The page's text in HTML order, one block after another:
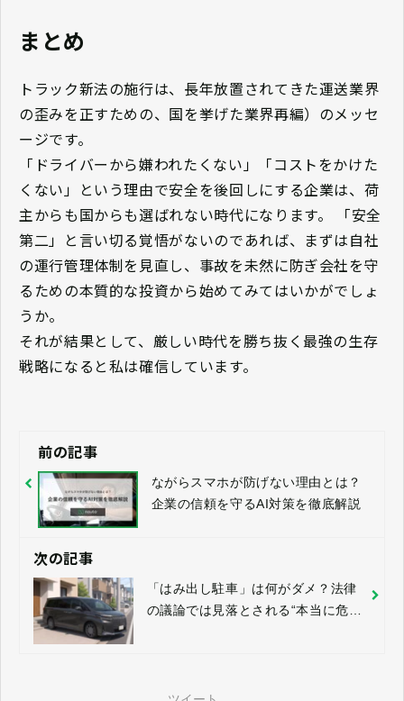
まとめ
トラック新法の施行は、長年放置されてきた運送業界
の歪みを正すための、国を挙げた業界再編）のメッセ
ージです。
「ドライバーから嫌われたくない」「コストをかけた
くない」という理由で安全を後回しにする企業は、荷
主からも国からも選ばれない時代になります。 「安全
第二」と言い切る覚悟がないのであれば、まずは自社
の運行管理体制を見直し、事故を未然に防ぎ会社を守
るための本質的な投資から始めてみてはいかがでしょ
うか。
それが結果として、厳しい時代を勝ち抜く最強の生存
戦略になると私は確信しています。
前の記事
ながらスマホが防げない理由とは？
企業の信頼を守るAI対策を徹底解説
次の記事
「はみ出し駐車」は何がダメ？法律
の議論では見落とされる“本当に危な